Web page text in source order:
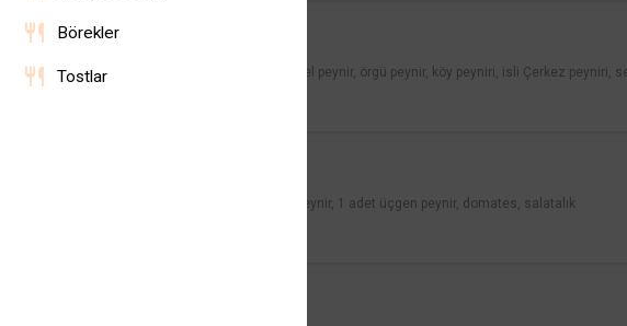
Börekler
Tostlar
Beyaz peynir, kaşar peyniri, tel peynir, örgü peynir, köy peyniri, isli Çerkez peyniri,
1 adet simit, 1 dilim beyaz peynir, 1 adet üçgen peynir, domates, salatalık